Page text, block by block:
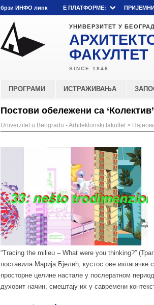
брзи ИНФО линк E ПЛАТФОРМЕ:
УНИВЕРЗИТЕТ У
ФАКУЛТЕТ
ПРОГРАМИ ИСТРАЖИВАЊА
Постови обележени са ‘Колектив’
Univerzitet u Beogradu - Arhitektonski fakultet >
“Tracing the milieu – What were you thinking?”
поставила Марија Бјелић, кустос ове
просторне целине настале у послератном
духовит начин, смештају их у савремени